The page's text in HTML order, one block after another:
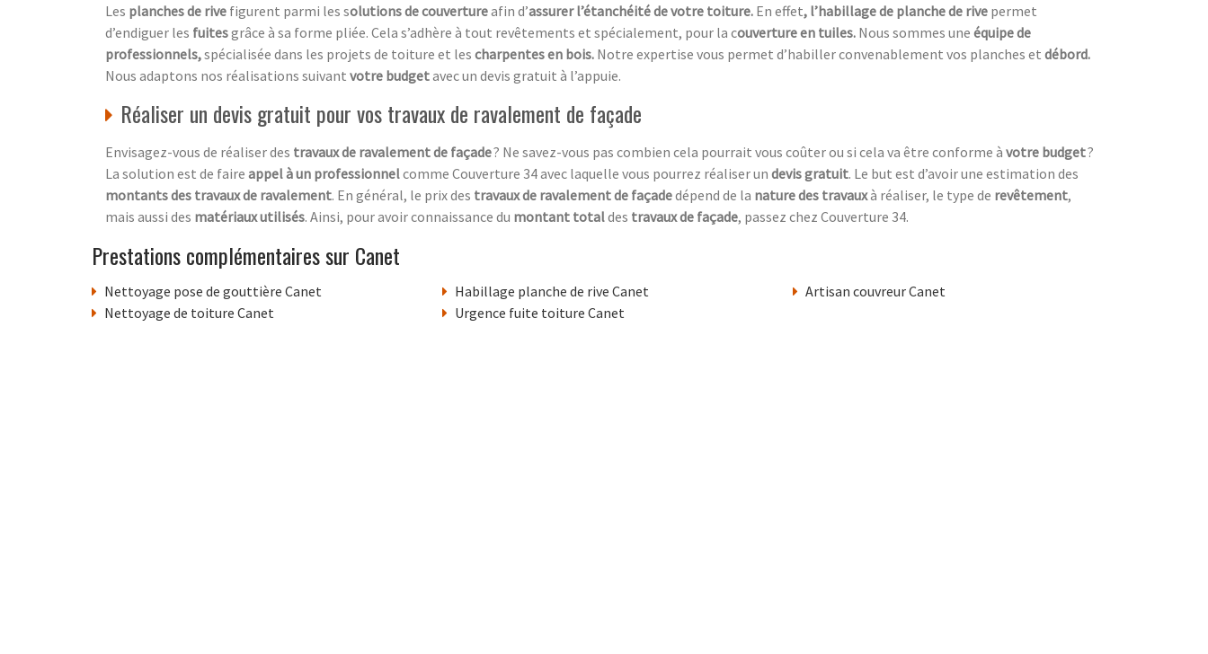
Les planches de rive figurent parmi les solutions de couvertureafin d’assurer l’étanchéité de votre toiture. En effet, l’habillage de planche de rive permet
d’endiguer les fuitesgrâce à sa forme pliée. Cela s’adhère à tout revêtements et spécialement, pour la couverture en tuiles. Nous sommes une équipe de
professionnels,spécialisée dans les projets de toiture et les charpentes en bois. Notre expertise vous permet d’habiller convenablement vos planches et débord.
Nous adaptons nos réalisations suivant votre budgetavec un devis gratuit à l’appuie.
Réaliser un devis gratuit pour vos travaux de ravalement de façade
Envisagez-vous de réaliser des travaux de ravalement de façade? Ne savez-vous pas combien cela pourrait vous coûter ou si cela va être conforme à votre budget?
La solution est de faire appel à un professionnelcomme Couverture 34 avec laquelle vous pourrez réaliser un devis gratuit. Le but est d’avoir une estimation des
montants des travaux de ravalement. En général, le prix des travaux de ravalement de façadedépend de la nature des travauxà réaliser, le type de revêtement,
mais aussi des matériaux utilisés. Ainsi, pour avoir connaissance du montant totaldes travaux de façade, passez chez Couverture 34.
Prestations complémentaires sur Canet
Nettoyage pose de gouttière Canet
Nettoyage de toiture Canet
Habillage planche de rive Canet
Urgence fuite toiture Canet
Artisan couvreur Canet